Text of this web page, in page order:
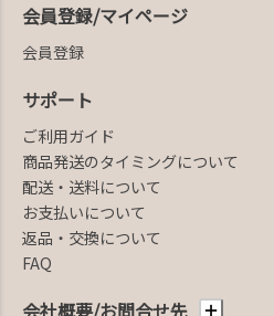
会社概要/お問合せ先
会員登録/マイページ
会員登録
サポート
ご利用ガイド
商品発送のタイミングについて
配送・送料について
お支払いについて
返品・交換について
FAQ